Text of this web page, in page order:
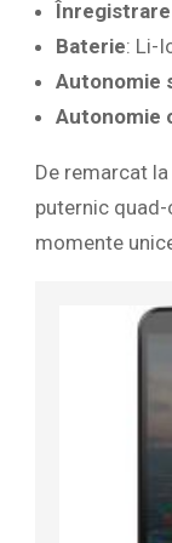
Baterie: Li-
Autonomie
Autonomie
De remarcat
puternic
momente